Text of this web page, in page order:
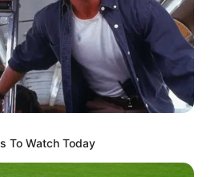
To Watch Today